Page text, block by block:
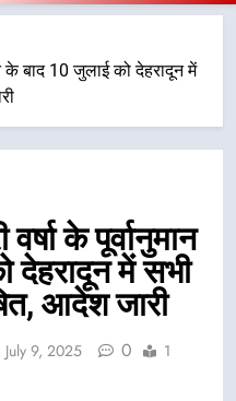
के बाद 10 जुलाई को देहरादून में
के पूर्वानुमान
देहरादून में सभी
आदेश जारी
July 9, 2025 0
1